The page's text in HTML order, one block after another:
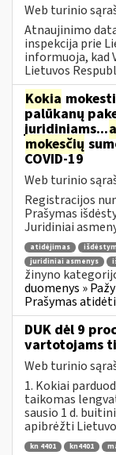
Web turinio
Atnaujinimo
inspekcija prie
informuoja, kad
Lietuvos
Kokia
palūkanų
juridiniams...
mokesčių
COVID-19
Web turinio
Registracijos
Prašymas
Juridiniai
atidėjimas
juridiniai asmenys
žinyno
duomenys »
Prašymas
DUK dėl 9
vartotojams
Web turinio
1. Kokiai
taikomas
sausio 1 d.
apibrėžti
kn 4401 kn4401